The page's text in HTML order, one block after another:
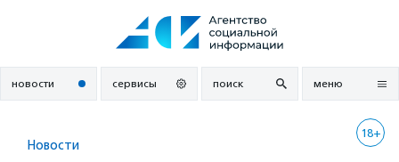
новости сервисы поиск меню
18+
Новости